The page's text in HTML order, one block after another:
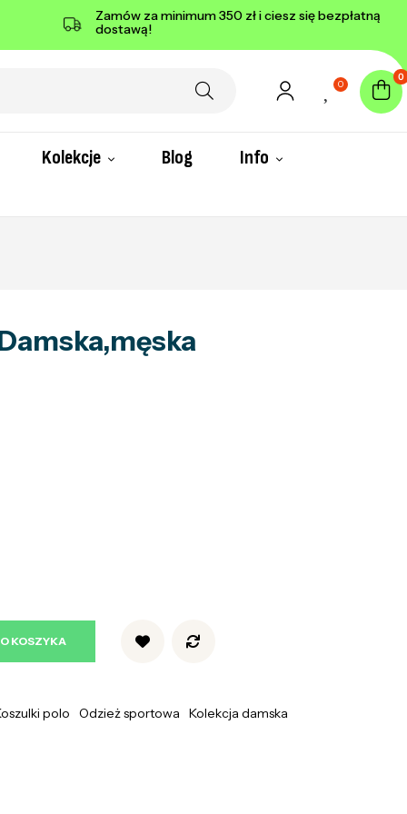
Zamów za minimum 350 zł i ciesz się bezpłatną
dostawą!
0
0
Kolekcje Blog Info
KOSZYKA
polo Odzież sportowa Kolekcja damska